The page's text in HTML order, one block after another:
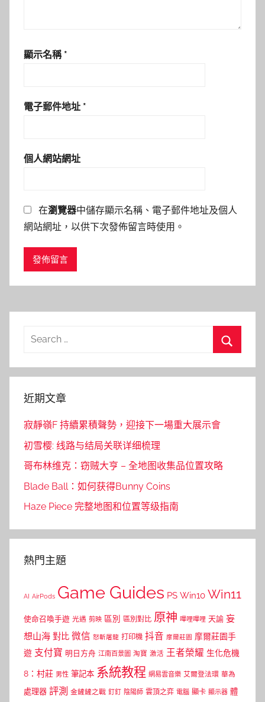
顯示名稱 *
電子郵件地址 *
個人網站網址
在瀏覽器中儲存顯示名稱、電子郵件地址及個人
網站網址，以供下次發佈留言時使用。
Search
近期文章
寂靜嶺F 持續累積聲勢，迎接下一場重大展示會
初雪樱: 线路与结局关联详细梳理
哥布林维克：窃贼大亨 – 全地图收集品位置攻略
Blade Ball：如何获得Bunny Coins
Haze Piece 完整地图和位置等级指南
熱門主題
AI AirPods Game Guides PS Win10 Win11
使命召喚手遊 光遇 剪映 區別 區別對比 原神 嗶哩嗶哩 天諭 妄
想山海 對比 微信 怒斬屠龍 打印機 抖音 摩爾莊園 摩爾莊園手
遊 支付寶 明日方舟 江南百景圖 淘寶 激活 王者榮耀 生化危機
8：村莊 男性 筆記本 系統教程 網易雲音樂 艾爾登法環 華為
處理器 評測 金鏟鏟之戰 釘釘 陰陽師 雲頂之弈 電腦 顯卡 顯示器 體